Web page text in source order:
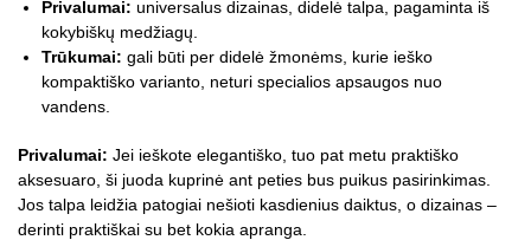
Privalumai: universalus dizainas, didelė talpa, pagaminta iš
kokybiškų medžiagų.
Trūkumai: gali būti per didelė žmonėms, kurie ieško
kompaktiško varianto, neturi specialios apsaugos nuo
vandens.
Privalumai: Jei ieškote elegantiško, tuo pat metu praktiško
aksesuaro, ši juoda kuprinė ant peties bus puikus pasirinkimas.
Jos talpa leidžia patogiai nešioti kasdienius daiktus, o dizainas –
derinti praktiškai su bet kokia apranga.